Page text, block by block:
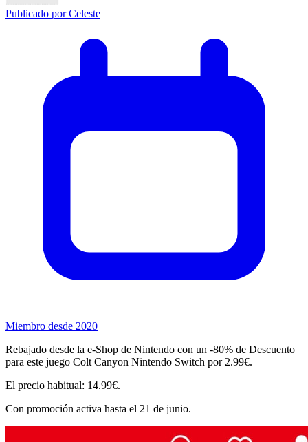
Publicado porCeleste
Miembro desde 2020
Rebajado desde la e-Shop de Nintendo con un -80% de Descuento
para este juego Colt Canyon Nintendo Switch por 2.99€.
El precio habitual: 14.99€.
Con promoción activa hasta el 21 de junio.